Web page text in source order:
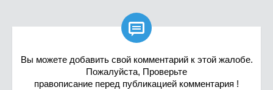

Вы можете добавить свой комментарий к этой жалобе.
Пожалуйста, Проверьте
правописание перед публикацией комментария !